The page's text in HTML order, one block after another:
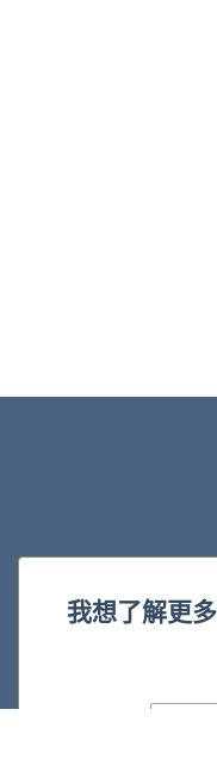
我想了解更
E